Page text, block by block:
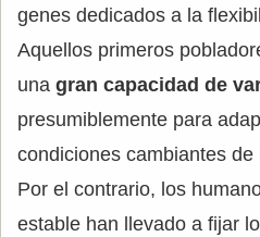
genes dedicados a la
Aquellos primeros
una gran capacidad de
presumiblemente para
condiciones cambiantes
Por el contrario, los
estable han llevado a fijar